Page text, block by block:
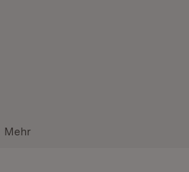
Mehr